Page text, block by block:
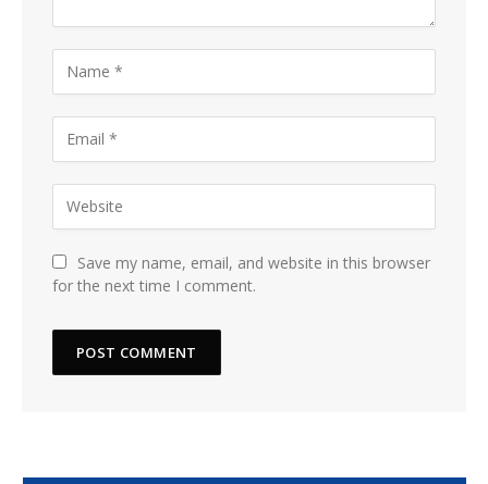
Save my name, email, and website in this browser
for the next time I comment.